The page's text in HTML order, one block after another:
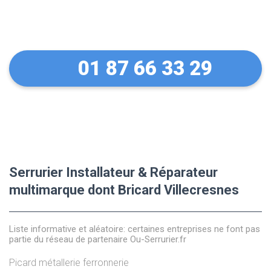
01 87 66 33 29
Serrurier Installateur & Réparateur
multimarque dont Bricard Villecresnes
Liste informative et aléatoire: certaines entreprises ne font pas
partie du réseau de partenaire Ou-Serrurier.fr
Picard métallerie ferronnerie